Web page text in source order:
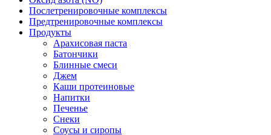
Послетренировочные комплексы
Предтренировочные комплексы
Продукты
Арахисовая паста
Батончики
Блинные смеси
Джем
Каши протеиновые
Напитки
Печенье
Снеки
Соусы и сиропы